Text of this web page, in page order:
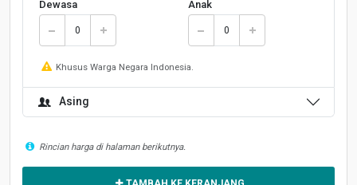
Dewasa Anak
Khusus Warga Negara Indonesia.
Asing
Rincian harga di halaman berikutnya.